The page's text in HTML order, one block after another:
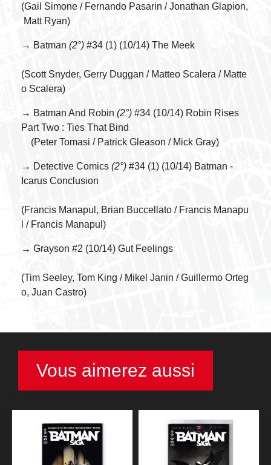
(Gail Simone / Fernando Pasarin / Jonathan Glapion,
Matt Ryan)
→ Batman (2°) #34 (1) (10/14) The Meek
(Scott Snyder, Gerry Duggan / Matteo Scalera / Matte
o Scalera)
→ Batman And Robin (2°) #34 (10/14) Robin Rises
Part Two : Ties That Bind
(Peter Tomasi / Patrick Gleason / Mick Gray)
→ Detective Comics (2°) #34 (1) (10/14) Batman -
Icarus Conclusion
(Francis Manapul, Brian Buccellato / Francis Manapu
l / Francis Manapul)
→ Grayson #2 (10/14) Gut Feelings
(Tim Seeley, Tom King / Mikel Janin / Guillermo Orteg
o, Juan Castro)
Vous aimerez aussi